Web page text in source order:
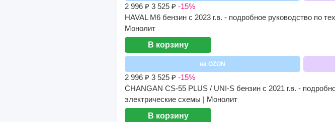
2 996 ₽ 3 525 ₽ -15%
HAVAL M6 бензин с 2023 г.в. - подробное руководство по
Монолит
В корзину
на OZON
2 996 ₽ 3 525 ₽ -15%
CHANGAN CS-55 PLUS / UNI-S бензин с 2021 г.в. -
электрические схемы | Монолит
В корзину